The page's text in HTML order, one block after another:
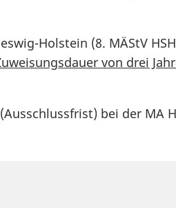
Holstein (8. MÄStV
von drei
bei der MA